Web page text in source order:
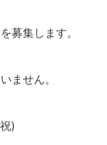
募集します。
ません。
)